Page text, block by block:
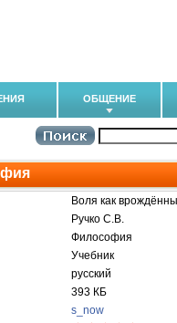
ОБЩЕНИЕ
Воля как
Ручко С.В.
Философия
Учебник
русский
393 КБ
s_now